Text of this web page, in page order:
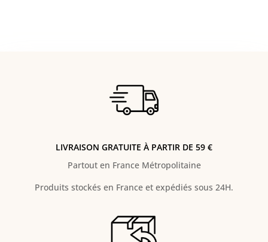
LIVRAISON GRATUITE À PARTIR DE 59 €
Partout en France Métropolitaine
Produits stockés en France et expédiés sous 24H.